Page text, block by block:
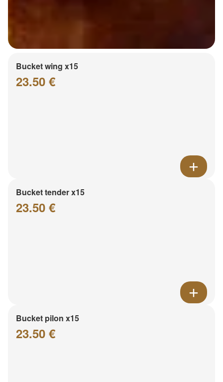
Bucket wing x15
23.50 €
Bucket tender x15
23.50 €
Bucket pilon x15
23.50 €